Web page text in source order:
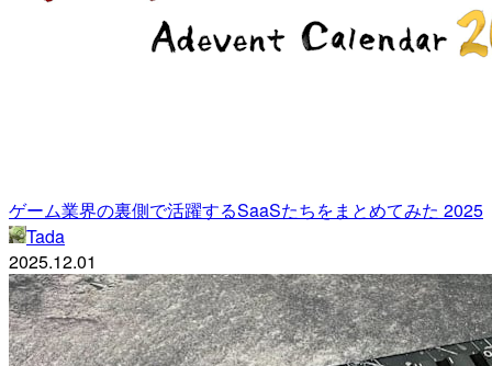
ゲーム業界の裏側で活躍するSaaSたちをまとめてみた 2025
Tada
2025.12.01